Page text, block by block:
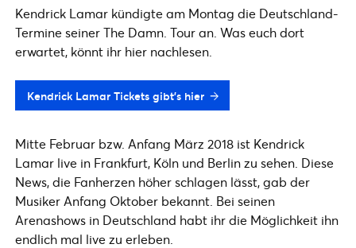
Kendrick Lamar kündigte am Montag die Deutschland-
Termine seiner The Damn. Tour an. Was euch dort
erwartet, könnt ihr hier nachlesen.
Kendrick Lamar Tickets gibt's hier
Mitte Februar bzw. Anfang März 2018 ist Kendrick
Lamar live in Frankfurt, Köln und Berlin zu sehen. Diese
News, die Fanherzen höher schlagen lässt, gab der
Musiker Anfang Oktober bekannt. Bei seinen
Arenashows in Deutschland habt ihr die Möglichkeit ihn
endlich mal live zu erleben.